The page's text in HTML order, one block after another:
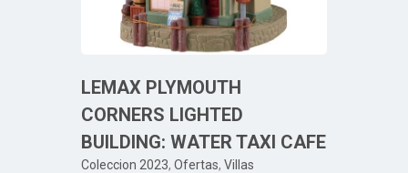
LEMAX PLYMOUTH
CORNERS LIGHTED
BUILDING: WATER TAXI CAFE
Coleccion 2023, Ofertas, Villas